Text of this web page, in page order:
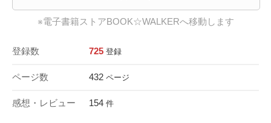
※電子書籍ストアBOOK☆WALKERへ移動します
登録数 725 登録
ページ数 432 ページ
感想・レビュー 154 件